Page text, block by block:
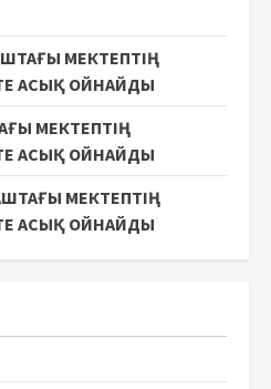
МЕКТЕПТІҢ
АСЫҚ ОЙНАЙДЫ
МЕКТЕПТІҢ
АСЫҚ ОЙНАЙДЫ
МЕКТЕПТІҢ
АСЫҚ ОЙНАЙДЫ